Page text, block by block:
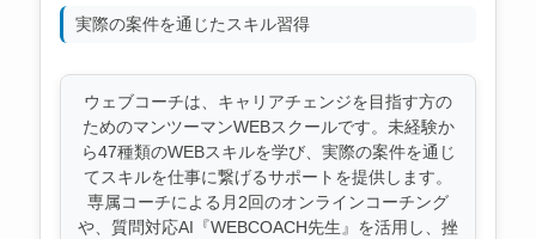
実際の案件を通じたスキル習得
ウェブコーチは、キャリアチェンジを目指す方の
ためのマンツーマンWEBスクールです。未経験か
ら47種類のWEBスキルを学び、実際の案件を通じ
てスキルを仕事に繋げるサポートを提供します。
専属コーチによる月2回のオンラインコーチング
や、質問対応AI『WEBCOACH先生』を活用し、挫